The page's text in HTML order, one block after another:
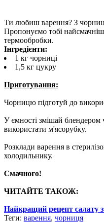
Ти любиш варення? З
Пропонуємо тобі
термообробки.
Інгредієнти:
1 кг чорниці
1,5 кг цукру
Приготування:
Чорницю підготуй до
У ємності змішай
використати м'ясорубку.
Розклади варення в
холодильнику.
Смачного!
ЧИТАЙТЕ ТАКОЖ:
Найкращий рецепт салату
Теги: варення, чорниця